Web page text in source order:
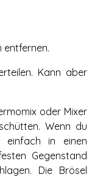
entfernen.
Kann aber
oder Mixer
Wenn du
einfach in einen
Gegenstand
Die Brösel